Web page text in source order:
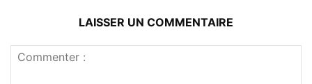
LAISSER UN COMMENTAIRE